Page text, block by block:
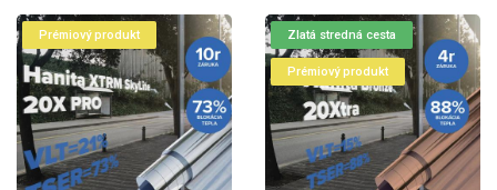
Prémiový produkt Zlatá stredná cesta
Prémiový produkt